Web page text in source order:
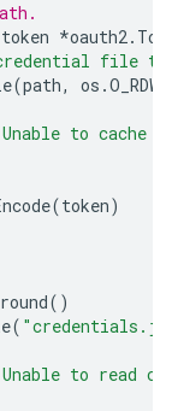
token *oauth2.
file
(path, os .O_RDWR
to cache
(token)
()
(
to read